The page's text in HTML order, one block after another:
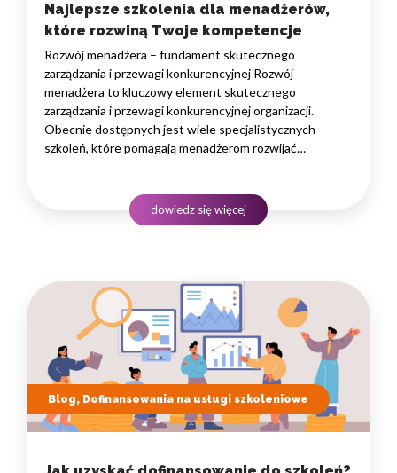
Najlepsze szkolenia dla menadżerów,
które rozwiną Twoje kompetencje
Rozwój menadżera – fundament skutecznego
zarządzania i przewagi konkurencyjnej Rozwój
menadżera to kluczowy element skutecznego
zarządzania i przewagi konkurencyjnej organizacji.
Obecnie dostępnych jest wiele specjalistycznych
szkoleń, które pomagają menadżerom rozwijać
szkolenia dla menadżerów mogą pomóc w budowaniu
silnych zespołów, zwiększaniu produktywności
dowiedz się więcej
Blog, Dofinansowania na usługi szkoleniowe